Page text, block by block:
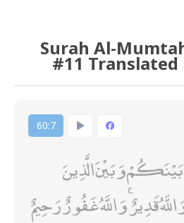
Surah Al-
#11 Translated
60:7
وَبَيْنَ الَّذِينَ
قَدِيرٌ ۚ وَاللَّهُ غَفُورٌ رَحِيمٌ